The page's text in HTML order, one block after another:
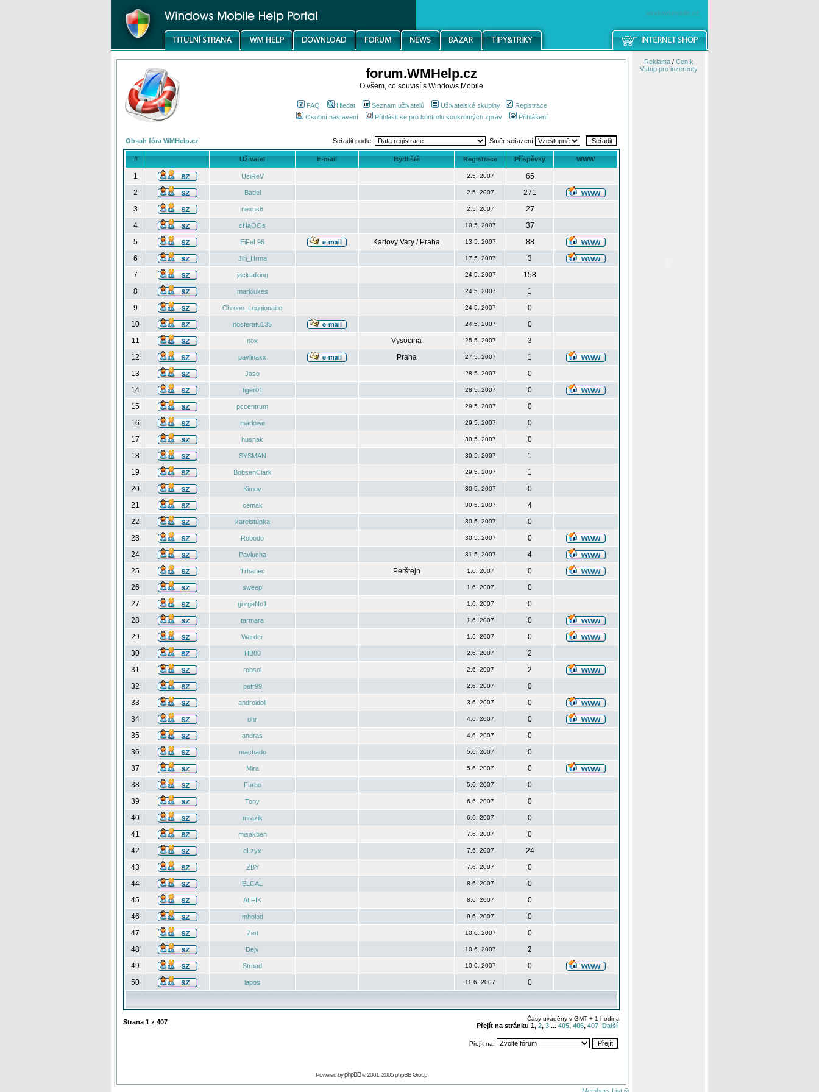
windowsmobile.cz
forum.WMHelp.cz
O všem, co souvisí s Windows Mobile
FAQ Hledat Seznam uživatelů Uživatelské skupiny
Registrace
Osobní nastavení
Přihlásit se pro kontrolu soukromých zpráv Přihlášení
Obsah fóra WMHelp.cz Seřadit podle: Směr seřazení
# Uživatel E-mail Bydliště Registrace Příspěvky WWW
1 UsiReV 2.5. 2007
65
2
Badel 2.5. 2007
271
3
nexus6 2.5. 2007
27
4
cHaOOs 10.5. 2007
37
5
EiFeL96 Karlovy Vary / Praha 13.5. 2007
88
6
Jiri_Hrma 17.5. 2007
3
7
jacktalking 24.5. 2007
158
8
marklukes 24.5. 2007
1
9
Chrono_Leggionaire 24.5. 2007
0
10
nosferatu135 24.5. 2007
0
11
nox Vysocina 25.5. 2007
3
12
pavlinaxx Praha 27.5. 2007
1
13
Jaso 28.5. 2007
0
14
tiger01 28.5. 2007
0
15
pccentrum 29.5. 2007
0
16
marlowe 29.5. 2007
0
17
husnak 30.5. 2007
0
18
SYSMAN 30.5. 2007
1
19
BobsenClark 29.5. 2007
1
20
Kimov 30.5. 2007
0
21
cemak 30.5. 2007
4
22
karelstupka 30.5. 2007
0
23
Robodo 30.5. 2007
0
24
Pavlucha 31.5. 2007
4
25
Trhanec Perštejn 1.6. 2007
0
26
sweep 1.6. 2007
0
27
gorgeNo1 1.6. 2007
0
28
tarmara 1.6. 2007
0
29
Warder 1.6. 2007
0
30
HB80 2.6. 2007
2
31
robsol 2.6. 2007
2
32
petr99 2.6. 2007
0
33
androidoll 3.6. 2007
0
34
ohr 4.6. 2007
0
35
andras 4.6. 2007
0
36
machado 5.6. 2007
0
37
Mira 5.6. 2007
0
38
Furbo 5.6. 2007
0
39
Tony 6.6. 2007
0
40
mrazik 6.6. 2007
0
41
misakben 7.6. 2007
0
42
eLzyx 7.6. 2007
24
43
ZBY 7.6. 2007
0
44
ELCAL 8.6. 2007
0
45
ALFIK 8.6. 2007
0
46
mholod 9.6. 2007
0
47
Zed 10.6. 2007
0
48
Dejv 10.6. 2007
2
49
Strnad 10.6. 2007
0
50
lapos 11.6. 2007 0
Strana 1 z 407 Časy uváděny v GMT + 1 hodina
Přejít na stránku 1, 2, 3 ... 405, 406, 407 Další
Přejít na:
Powered byphpBB© 2001, 2005 phpBB Group
Reklama/ Ceník
Vstup pro inzerenty